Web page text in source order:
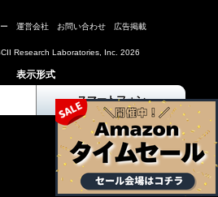
運営会社 お問い合わせ 広告掲載
Research Laboratories, Inc. 2026
表示形式
スマートフォン